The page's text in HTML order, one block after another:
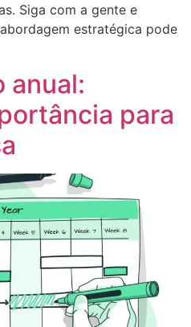
Siga com a gente e
estratégica pode
anual:
para